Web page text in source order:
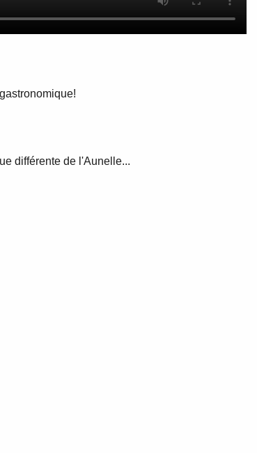
différente de l'Aunelle...